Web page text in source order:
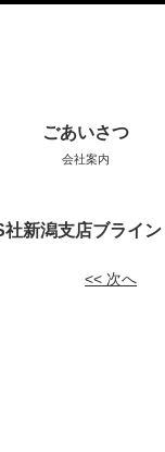
ごあいさつ
会社案内
社新潟支店ブライ
<< 次へ